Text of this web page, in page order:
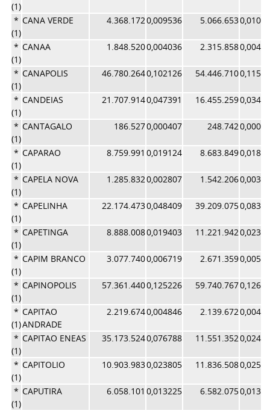
(1)
*
(1)
CANA VERDE 4.368.1720,009536 5.066.653
*
(1)
CANAA 1.848.5200,004036 2.315.858
*
(1)
CANAPOLIS 46.780.2640,102126 54.446.710
*
(1)
CANDEIAS 21.707.9140,047391 16.455.259
*
(1)
CANTAGALO 186.5270,000407 248.742
*
(1)
CAPARAO 8.759.991 0,019124 8.683.849
*
(1)
CAPELA NOVA 1.285.8320,002807 1.542.206
*
(1)
CAPELINHA 22.174.4730,048409 39.209.075
*
(1)
CAPETINGA 8.888.0080,019403 11.221.942
*
(1)
CAPIM BRANCO 3.077.7400,006719 2.671.359
*
(1)
CAPINOPOLIS 57.361.4400,125226 59.740.767
*
(1)
CAPITAO
ANDRADE
2.219.6740,004846 2.139.672
*
(1)
CAPITAO ENEAS 35.173.5240,076788 11.551.352
*
(1)
CAPITOLIO 10.903.9830,023805 11.836.508
*
(1)
CAPUTIRA 6.058.101 0,013225 6.582.075